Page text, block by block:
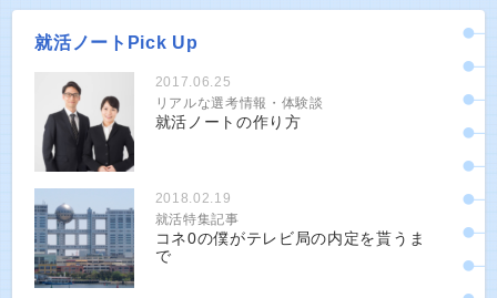
就活ノートPick Up
2017.06.25
リアルな選考情報・体験談
就活ノートの作り方
2018.02.19
就活特集記事
コネ0の僕がテレビ局の内定を貰うま
で